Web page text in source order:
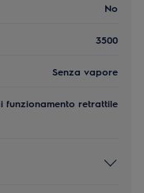
No
3500
Senza vapore
funzionamento retrattile